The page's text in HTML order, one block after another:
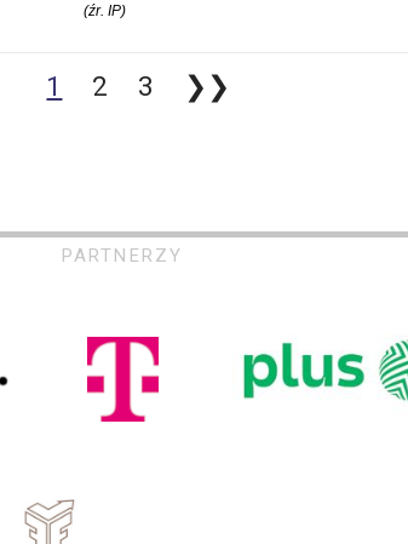
(źr. IP)
1 2 3 ❯❯
PARTNERZY